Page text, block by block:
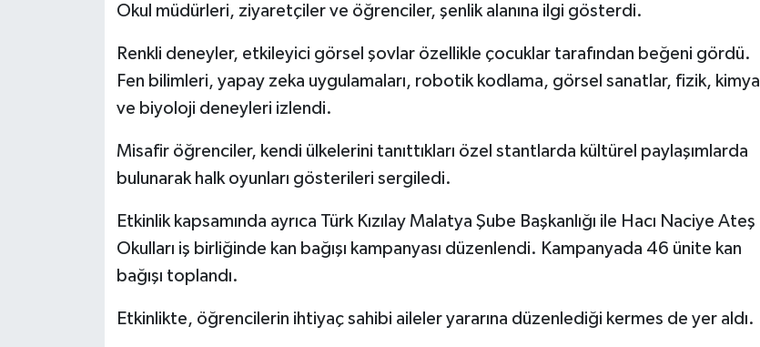
Okul müdürleri, ziyaretçiler ve öğrenciler, şenlik alanına ilgi gösterdi.
Renkli deneyler, etkileyici görsel şovlar özellikle çocuklar tarafından beğeni gördü.
Fen bilimleri, yapay zeka uygulamaları, robotik kodlama, görsel sanatlar, fizik, kimya
ve biyoloji deneyleri izlendi.
Misafir öğrenciler, kendi ülkelerini tanıttıkları özel stantlarda kültürel paylaşımlarda
bulunarak halk oyunları gösterileri sergiledi.
Etkinlik kapsamında ayrıca Türk Kızılay Malatya Şube Başkanlığı ile Hacı Naciye Ateş
Okulları iş birliğinde kan bağışı kampanyası düzenlendi. Kampanyada 46 ünite kan
bağışı toplandı.
Etkinlikte, öğrencilerin ihtiyaç sahibi aileler yararına düzenlediği kermes de yer aldı.